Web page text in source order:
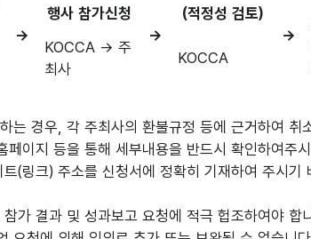
→
행사 참가신청
→
(적정성 검토)
→
KOCCA → 주
최사
KOCCA